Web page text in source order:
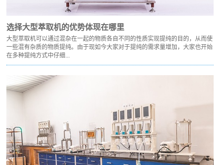
选择大型萃取机的优势体现在哪里
大型萃取机可以通过混杂在一起的物质各自不同的性质实现提纯的目的，从而使
一些混有杂质的物质提纯。由于现如今大家对于提纯的需求量增加，大家也开始
在多种提纯方式中仔细...